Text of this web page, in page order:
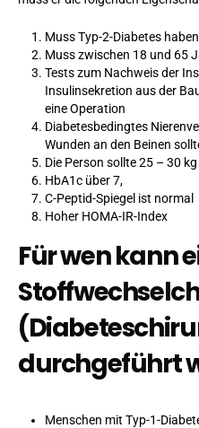
Muss Typ-2-Diabetes haben
Muss zwischen 18 und 65
Tests zum Nachweis der
Insulinsekretion aus der
eine Operation
Diabetesbedingtes
Wunden an den Beinen
Die Person sollte 25 – 30
HbA1c über 7,
C-Peptid-Spiegel ist normal
Hoher HOMA-IR-Index
Für wen kann
durchgeführt
Menschen mit Typ-1-